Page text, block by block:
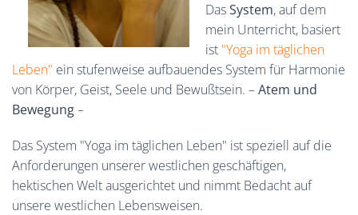
DasSystem, auf dem
mein Unterricht, basiert
ist "Yoga im täglichen
Leben" ein stufenweise aufbauendes System für Harmonie
von Körper, Geist, Seele und Bewußtsein. –Atem und
Bewegung–
Das System "Yoga im täglichen Leben" ist speziell auf die
Anforderungen unserer westlichen geschäftigen,
hektischen Welt ausgerichtet und nimmt Bedacht auf
unsere westlichen Lebensweisen.